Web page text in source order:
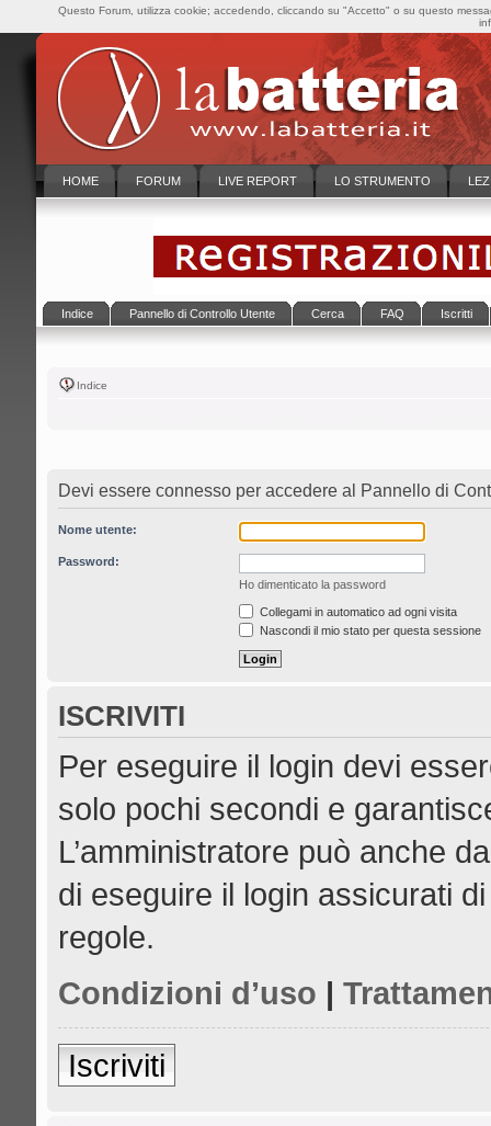
HOME FORUM LIVE REPORT LO STRUMENTO
Indice Pannello di Controllo Utente Cerca FAQ Iscritti
Indice
Devi essere connesso per accedere al Pannello di
Nome utente:
Password:
Ho dimenticato la password
Collegami in automatico ad ogni visita
Nascondi il mio stato per questa sessione
ISCRIVITI
Per eseguire il login devi
solo pochi secondi e
L’amministratore può anche
di eseguire il login assicurati
regole.
Condizioni d’uso |
Iscriviti
Questo Forum, utilizza cookie; accedendo, cliccando su "Accetto" o su questo